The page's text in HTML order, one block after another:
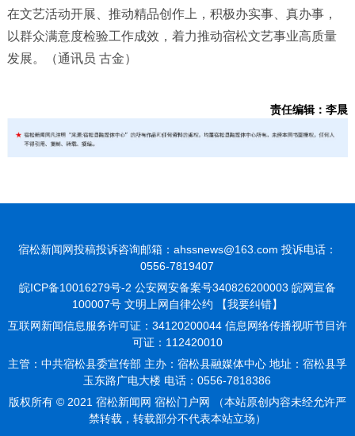
在文艺活动开展、推动精品创作上，积极办实事、真办事，
以群众满意度检验工作成效，着力推动宿松文艺事业高质量
发展。（通讯员 古金）
责任编辑：李晨
宿松新闻网投稿投诉咨询邮箱：ahssnews@163.com 投诉电话：
0556-7819407
皖ICP备10016279号-2 公安网安备案号340826200003 皖网宣备
100007号 文明上网自律公约
【我要纠错】
互联网新闻信息服务许可证：34120200044 信息网络传播视听节目许
可证：112420010
主管：中共宿松县委宣传部 主办：宿松县融媒体中心 地址：宿松县孚
玉东路广电大楼 电话：0556-7818386
版权所有 © 2021 宿松新闻网 宿松门户网 （本站原创内容未经允许严
禁转载，转载部分不代表本站立场）